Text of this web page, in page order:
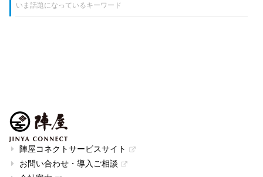
いま話題になっているキーワード
陣屋コネクトサービスサイト
お問い合わせ・導入ご相談